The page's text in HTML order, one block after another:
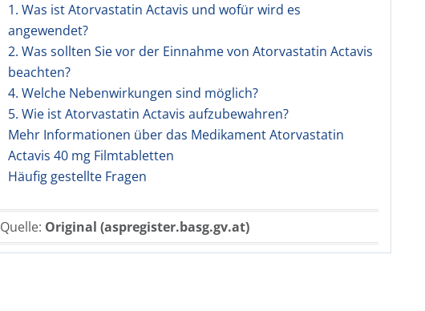
1. Was ist Atorvastatin Actavis und wofür wird es
angewendet?
2. Was sollten Sie vor der Einnahme von Atorvastatin Actavis
beachten?
4. Welche Nebenwirkungen sind möglich?
5. Wie ist Atorvastatin Actavis aufzubewahren?
Mehr Informationen über das Medikament Atorvastatin
Actavis 40 mg Filmtabletten
Häufig gestellte Fragen
Quelle: Original (aspregister.basg.gv.at)